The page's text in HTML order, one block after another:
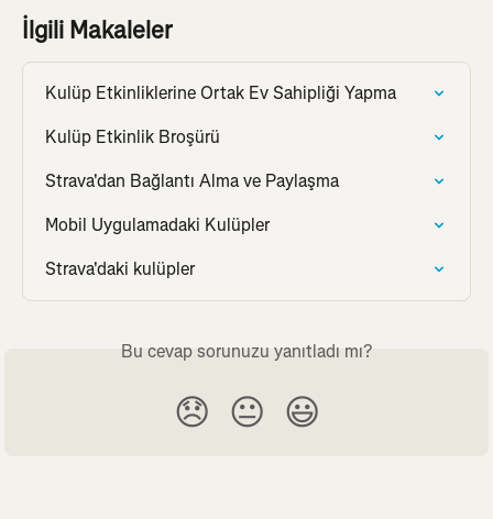
İlgili Makaleler
Kulüp Etkinliklerine Ortak Ev Sahipliği Yapma
Kulüp Etkinlik Broşürü
Strava'dan Bağlantı Alma ve Paylaşma
Mobil Uygulamadaki Kulüpler
Strava'daki kulüpler
Bu cevap sorunuzu yanıtladı mı?
😞 😐 😃